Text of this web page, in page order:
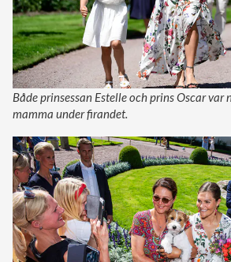
Både prinsessan Estelle och prins Oscar
mamma under firandet.